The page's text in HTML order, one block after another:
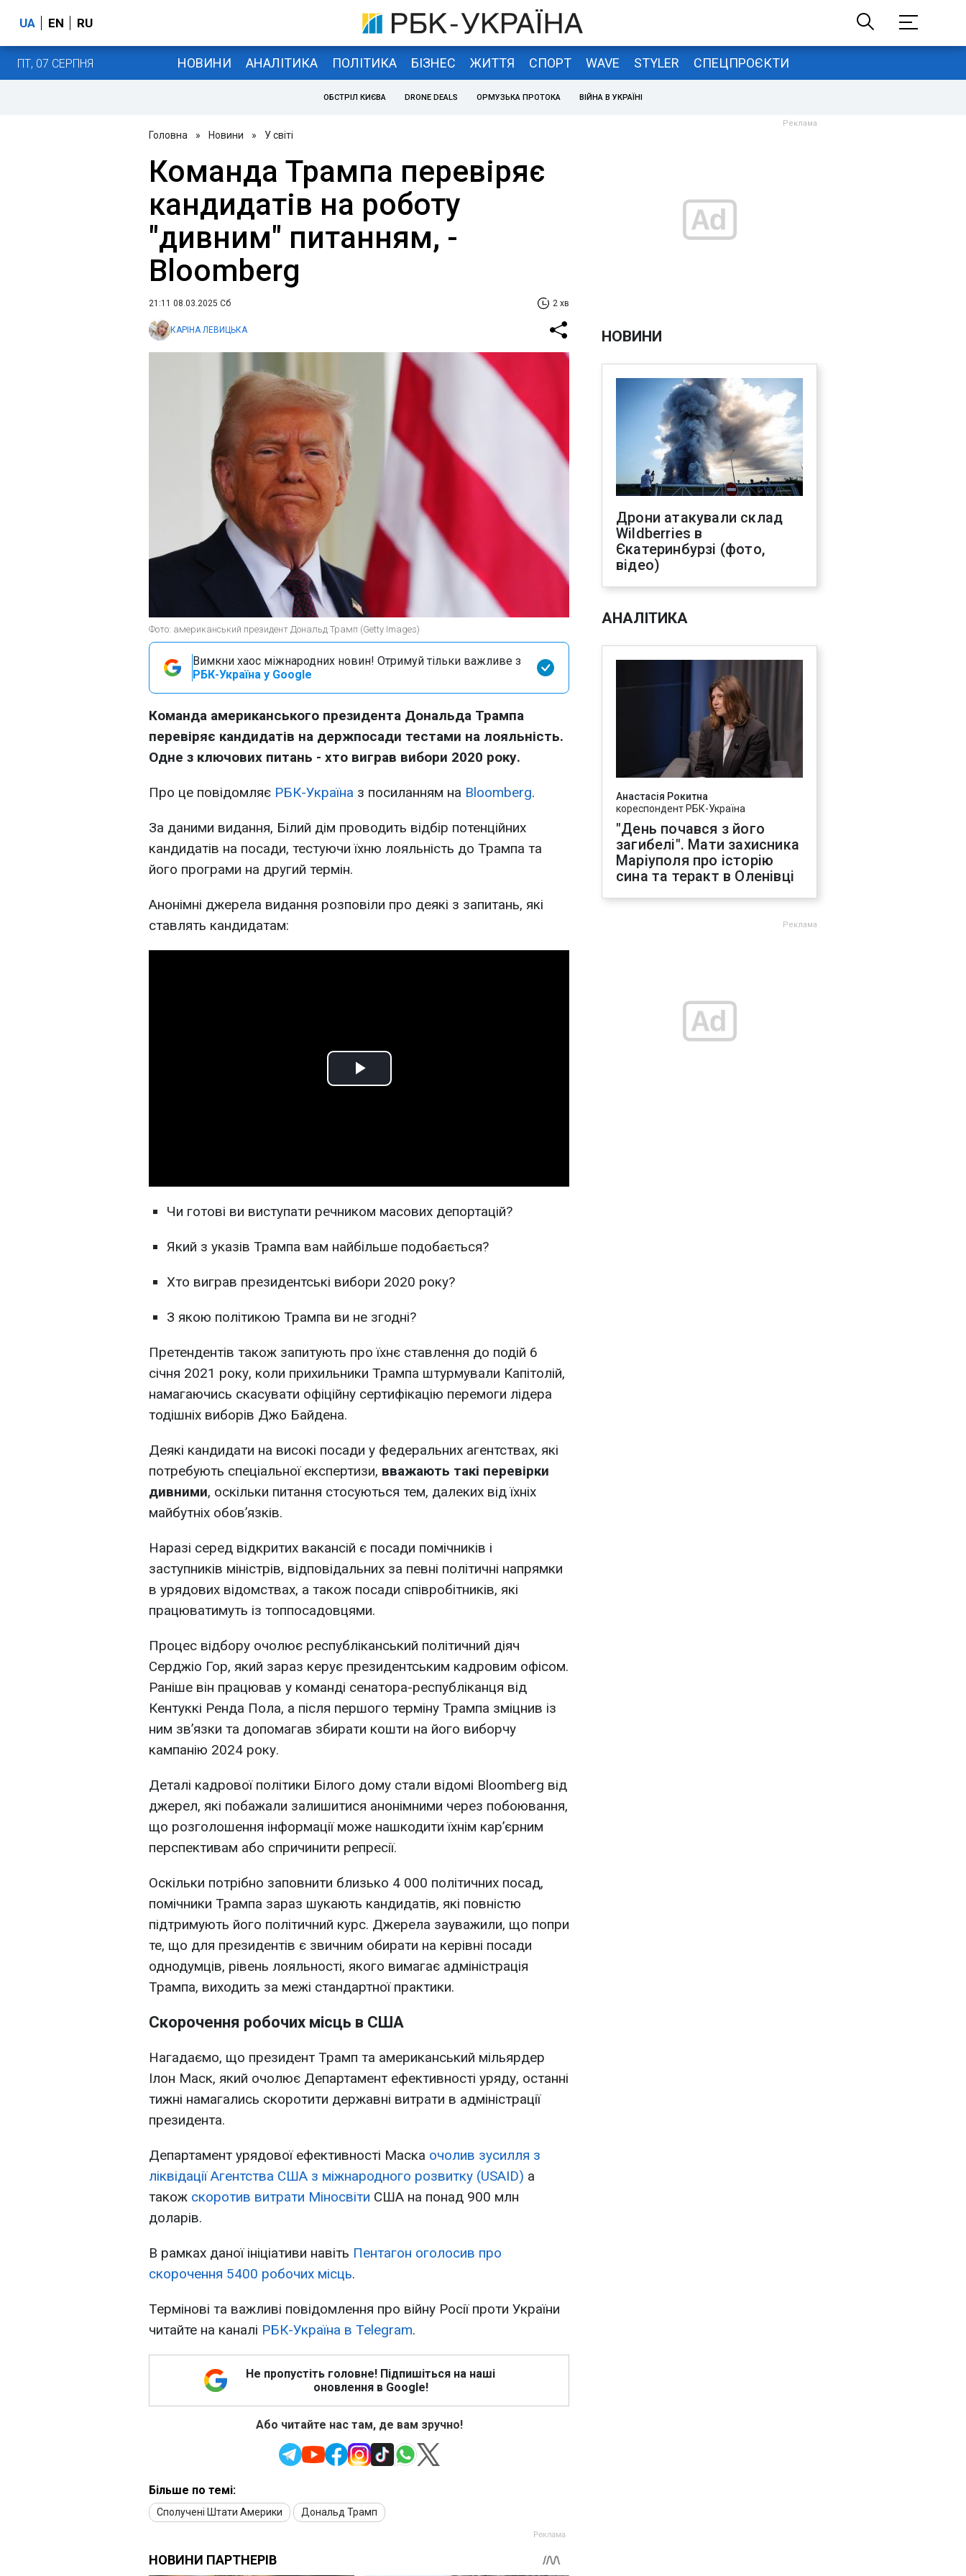
UA EN RU
ПТ, 07 СЕРПНЯ НОВИНИ АНАЛІТИКА ПОЛІТИКА БІЗНЕС ЖИТТЯ СПОРТ WAVE STYLER СПЕЦПРОЄКТИ
ОБСТРІЛ КИЄВА DRONE DEALS ОРМУЗЬКА ПРОТОКА ВІЙНА В УКРАЇНІ
Головна » Новини » У світі
Команда Трампа перевіряє
кандидатів на роботу
"дивним" питанням, -
Bloomberg
21:11 08.03.2025 Сб 2 хв
КАРІНА ЛЕВИЦЬКА
Фото: американський президент Дональд Трамп (Getty Images)
Вимкни хаос міжнародних новин! Отримуй тільки важливе з
РБК-Україна у Google
Команда американського президента Дональда Трампа
перевіряє кандидатів на держпосади тестами на лояльність.
Одне з ключових питань - хто виграв вибори 2020 року.
Про це повідомляє РБК-Україна з посиланням на Bloomberg.
За даними видання, Білий дім проводить відбір потенційних
кандидатів на посади, тестуючи їхню лояльність до Трампа та
його програми на другий термін.
Анонімні джерела видання розповіли про деякі з запитань, які
ставлять кандидатам:
Play
Чи готові ви виступати речником масових депортацій?
Який з указів Трампа вам найбільше подобається?
Хто виграв президентські вибори 2020 року?
З якою політикою Трампа ви не згодні?
Претендентів також запитують про їхнє ставлення до подій 6
січня 2021 року, коли прихильники Трампа штурмували Капітолій,
намагаючись скасувати офіційну сертифікацію перемоги лідера
тодішніх виборів Джо Байдена.
Деякі кандидати на високі посади у федеральних агентствах, які
потребують спеціальної експертизи, вважають такі перевірки
дивними, оскільки питання стосуються тем, далеких від їхніх
майбутніх обов’язків.
Наразі серед відкритих вакансій є посади помічників і
заступників міністрів, відповідальних за певні політичні напрямки
в урядових відомствах, а також посади співробітників, які
працюватимуть із топпосадовцями.
Процес відбору очолює республіканський політичний діяч
Серджіо Гор, який зараз керує президентським кадровим офісом.
Раніше він працював у команді сенатора-республіканця від
Кентуккі Ренда Пола, а після першого терміну Трампа зміцнив із
ним зв’язки та допомагав збирати кошти на його виборчу
кампанію 2024 року.
Деталі кадрової політики Білого дому стали відомі Bloomberg від
джерел, які побажали залишитися анонімними через побоювання,
що розголошення інформації може нашкодити їхнім кар’єрним
перспективам або спричинити репресії.
Оскільки потрібно заповнити близько 4 000 політичних посад,
помічники Трампа зараз шукають кандидатів, які повністю
підтримують його політичний курс. Джерела зауважили, що попри
те, що для президентів є звичним обирати на керівні посади
однодумців, рівень лояльності, якого вимагає адміністрація
Трампа, виходить за межі стандартної практики.
Скорочення робочих місць в США
Нагадаємо, що президент Трамп та американський мільярдер
Ілон Маск, який очолює Департамент ефективності уряду, останні
тижні намагались скоротити державні витрати в адміністрації
президента.
Департамент урядової ефективності Маска очолив зусилля з
ліквідації Агентства США з міжнародного розвитку (USAID) а
також скоротив витрати Міносвіти США на понад 900 млн
доларів.
В рамках даної ініціативи навіть Пентагон оголосив про
скорочення 5400 робочих місць.
Термінові та важливі повідомлення про війну Росії проти України
читайте на каналі РБК-Україна в Telegram.
Не пропустіть головне! Підпишіться на наші
оновлення в Google!
Або читайте нас там, де вам зручно!
Більше по темі:
Сполучені Штати Америки Дональд Трамп
НОВИНИ
Дрони атакували склад
Wildberries в
Єкатеринбурзі (фото,
відео)
АНАЛІТИКА
Анастасія Рокитна
кореспондент РБК-Україна
"День почався з його
загибелі". Мати захисника
Маріуполя про історію
сина та теракт в Оленівці